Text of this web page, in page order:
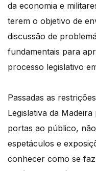
da economia e
terem o objetivo de
discussão de
fundamentais para
processo legislativo
Passadas as
Legislativa da
portas ao público,
espetáculos e
conhecer como se